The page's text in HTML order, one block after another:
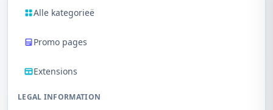
Alle kategorieë
Promo pages
Extensions
LEGAL INFORMATION